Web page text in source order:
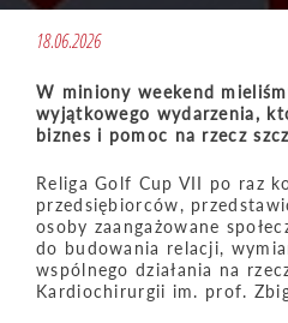
18.06.2026
W miniony weekend
wyjątkowego wydarzenia,
biznes i pomoc na rzecz
Religa Golf Cup VII po raz
przedsiębiorców,
osoby zaangażowane
do budowania relacji,
wspólnego działania na
Kardiochirurgii im. prof.